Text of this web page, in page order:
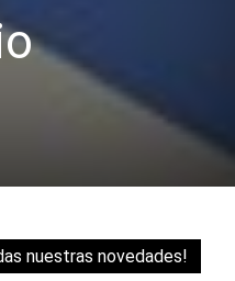
nuestras novedades!